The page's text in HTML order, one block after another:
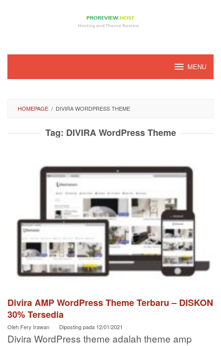
MENU
HOMEPAGE / DIVIRA WORDPRESS THEME
Tag: DIVIRA WordPress Theme
Divira AMP WordPress Theme Terbaru – DISKON
30% Tersedia
Oleh Fery Irawan Diposting pada 12/01/2021
Divira WordPress theme adalah theme amp